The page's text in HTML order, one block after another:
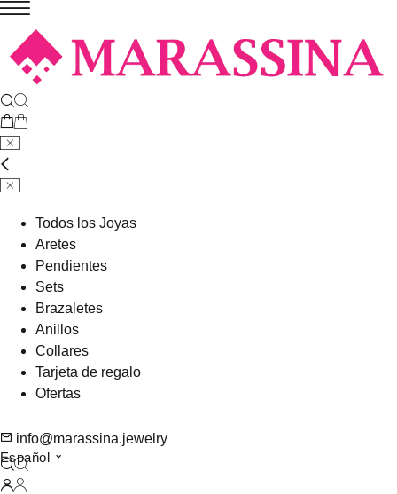
Todos los Joyas
Aretes
Pendientes
Sets
Brazaletes
Anillos
Collares
Tarjeta de regalo
Ofertas
info@marassina.jewelry
Español